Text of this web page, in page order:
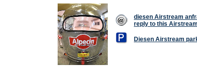
diesen Airstream
reply to this Airstream
Diesen Airstream